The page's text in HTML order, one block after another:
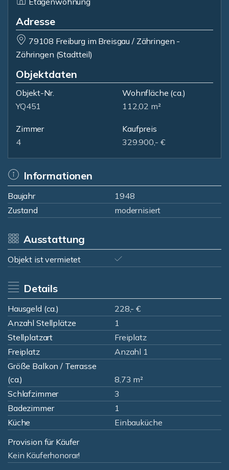
Adresse
79108 Freiburg im Breisgau / Zähringen -
Zähringen (Stadtteil)
Objektdaten
Objekt-Nr.
YQ451
Wohnfläche (ca.)
112,02 m²
Zimmer
4
Kaufpreis
329.900,- €
Informationen
Baujahr
1948
Zustand
modernisiert
Ausstattung
Objekt ist vermietet
Details
Hausgeld (ca.)
228,- €
Anzahl Stellplätze
1
Stellplatzart
Freiplatz
Freiplatz
Anzahl 1
Größe Balkon / Terrasse
(ca.)
8,73 m²
Schlafzimmer
3
Badezimmer
1
Küche
Einbauküche
Provision für Käufer
Kein Käuferhonorar!